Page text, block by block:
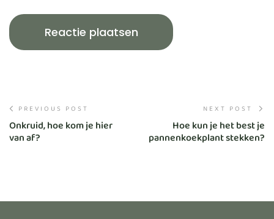
PREVIOUS POST
Onkruid, hoe kom je hier
van af?
NEXT POST
Hoe kun je het best je
pannenkoekplant stekken?